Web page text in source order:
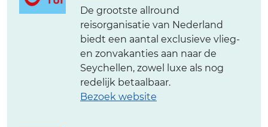
De grootste allround
reisorganisatie van Nederland
biedt een aantal exclusieve vlieg-
en zonvakanties aan naar de
Seychellen, zowel luxe als nog
redelijk betaalbaar.
Bezoek website